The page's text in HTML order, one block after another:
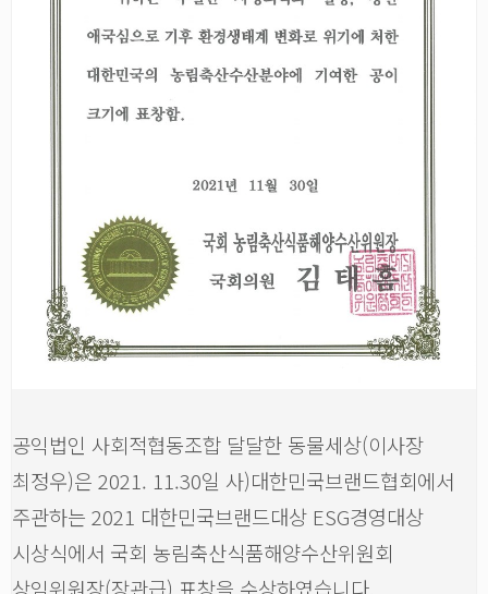
공익법인 사회적협동조합 달달한 동물세상(이사장
최정우)은 2021. 11.30일 사)대한민국브랜드협회에서
주관하는 2021 대한민국브랜드대상 ESG경영대상
시상식에서 국회 농림축산식품해양수산위원회
상임위원장(장관급) 표창을 수상하였습니다.